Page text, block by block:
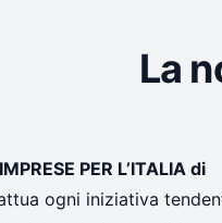
La
PER L’ITALIA di
ogni iniziativa